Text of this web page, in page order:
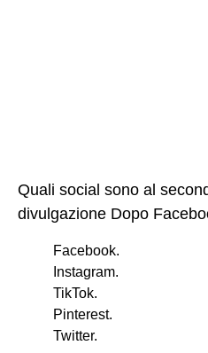
Quali social sono al
divulgazione Dopo
Facebook.
Instagram.
TikTok.
Pinterest.
Twitter.